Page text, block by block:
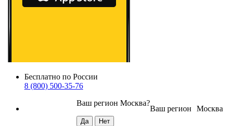
Бесплатно по России
8 (800) 500-35-76
Москва
Ваш регион
Ваш регион Москва?